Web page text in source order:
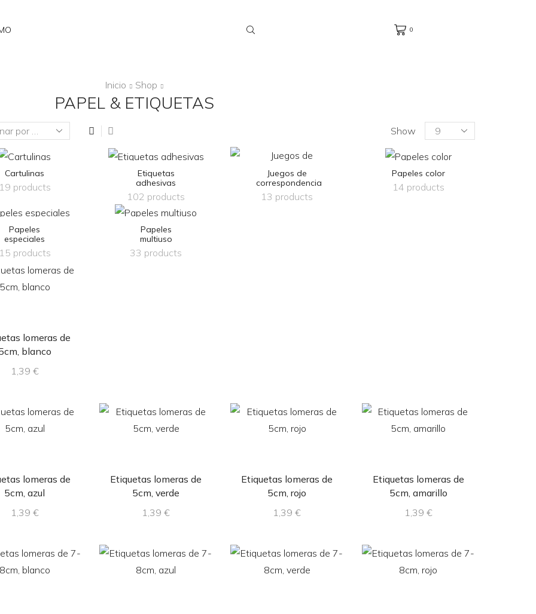
0
Inicio Shop
PAPEL & ETIQUETAS
Show
Products
page
Cartulinas
products
Etiquetas
adhesivas
102 products
Juegos de
correspondencia
13 products
Papeles color
14 products
Papeles
especiales
products
Papeles
multiuso
33 products
lomeras de
blanco
1,39 €
lomeras de
5cm, azul
1,39 €
Etiquetas lomeras de
5cm, verde
1,39€
Etiquetas lomeras de
5cm, rojo
1,39€
Etiquetas lomeras de
5cm, amarillo
1,39 €